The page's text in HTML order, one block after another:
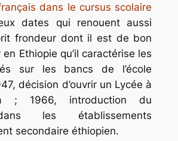
dans le cursus scolaire
dates qui renouent aussi
frondeur dont il est de bon
en Ethiopie qu’il caractérise les
sur les bancs de l’école
décision d’ouvrir un Lycée à
; 1966, introduction du
les établissements
secondaire éthiopien.